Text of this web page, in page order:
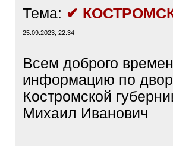
Тема: ✔
25.09.2023, 22:34
Всем доброго
информацию по
Костромской
Михаил Иванович